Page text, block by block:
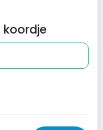
koordje